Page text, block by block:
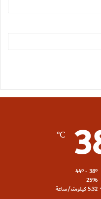
℃
44º - 38º
25%
5.32 كيلومتر/ساعة